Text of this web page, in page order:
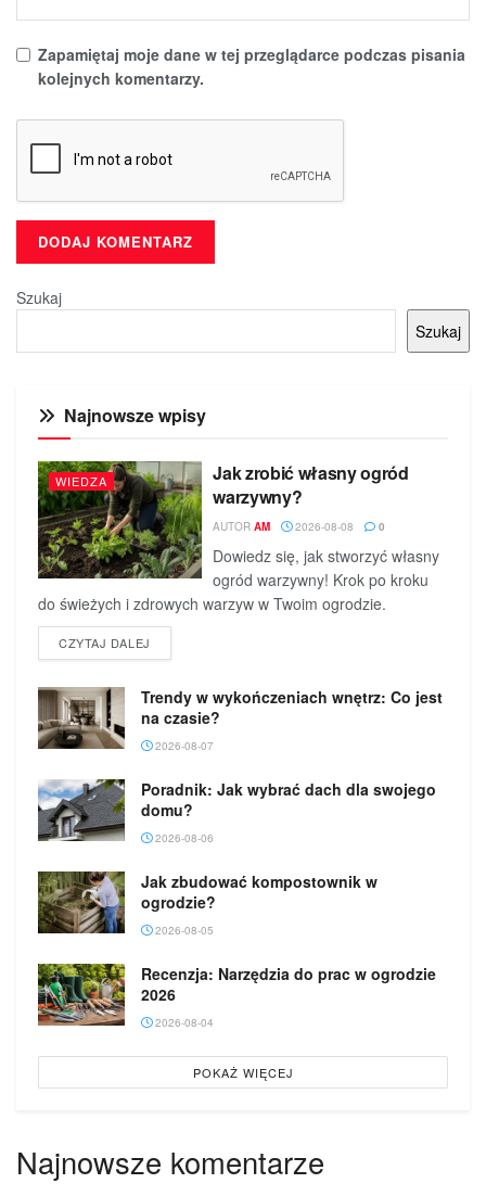
Zapamiętaj moje dane w tej przeglądarce podczas pisania
kolejnych komentarzy.
Szukaj
Szukaj
Najnowsze wpisy
WIEDZA
Jak zrobić własny ogród
warzywny?
AUTOR AM 2026-08-08 0
Dowiedz się, jak stworzyć własny
ogród warzywny! Krok po kroku
do świeżych i zdrowych warzyw w Twoim ogrodzie.
CZYTAJ DALEJ
Trendy w wykończeniach wnętrz: Co jest
na czasie?
2026-08-07
Poradnik: Jak wybrać dach dla swojego
domu?
2026-08-06
Jak zbudować kompostownik w
ogrodzie?
2026-08-05
Recenzja: Narzędzia do prac w ogrodzie
2026
2026-08-04
POKAŻ WIĘCEJ
Najnowsze komentarze